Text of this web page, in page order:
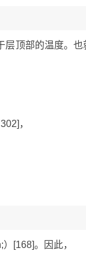
顶部的温度。
，
[168]。因此，